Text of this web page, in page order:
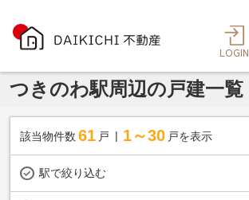
LOGIN
つきのわ駅周辺の戸建一覧
該当物件数 61 戸 1～30 戸を表示
駅で絞り込む